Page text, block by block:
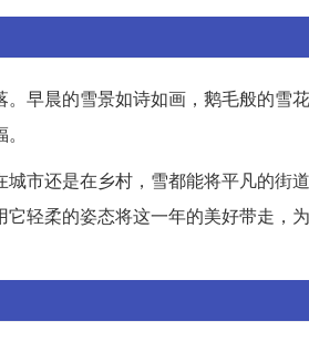
早晨的雪景如诗如画，鹅毛般的雪
市还是在乡村，雪都能将平凡的街
轻柔的姿态将这一年的美好带走，